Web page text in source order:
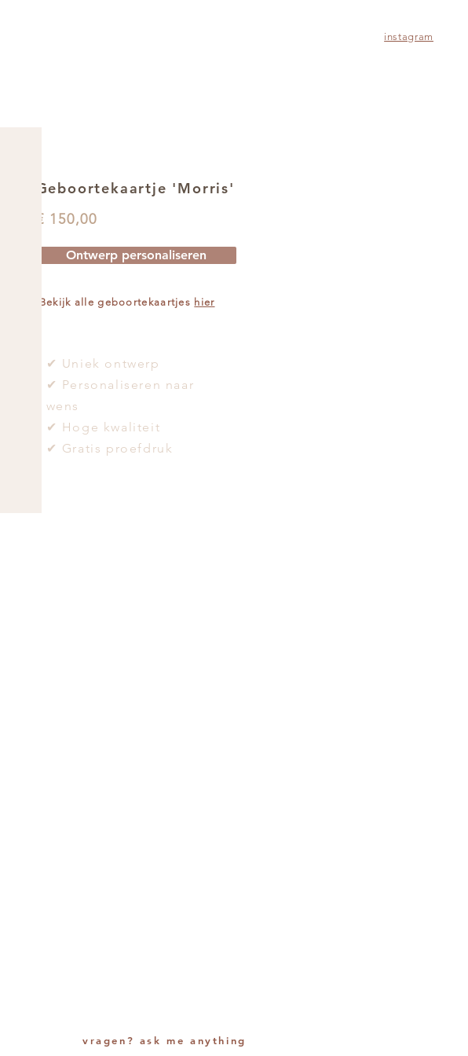
instagram
Geboortekaartje 'Morris'
€ 150,00
Ontwerp personaliseren
Bekijk alle geboortekaartjes hier
✔ Uniek ontwerp
✔ Personaliseren naar
wens
✔ Hoge kwaliteit
✔ Gratis proefdruk
vragen? ask me anything